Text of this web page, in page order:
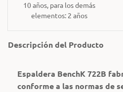
10 años, para los demás
elementos: 2 años
Descripción del Producto
Espaldera BenchK 722B
conforme a las normas de